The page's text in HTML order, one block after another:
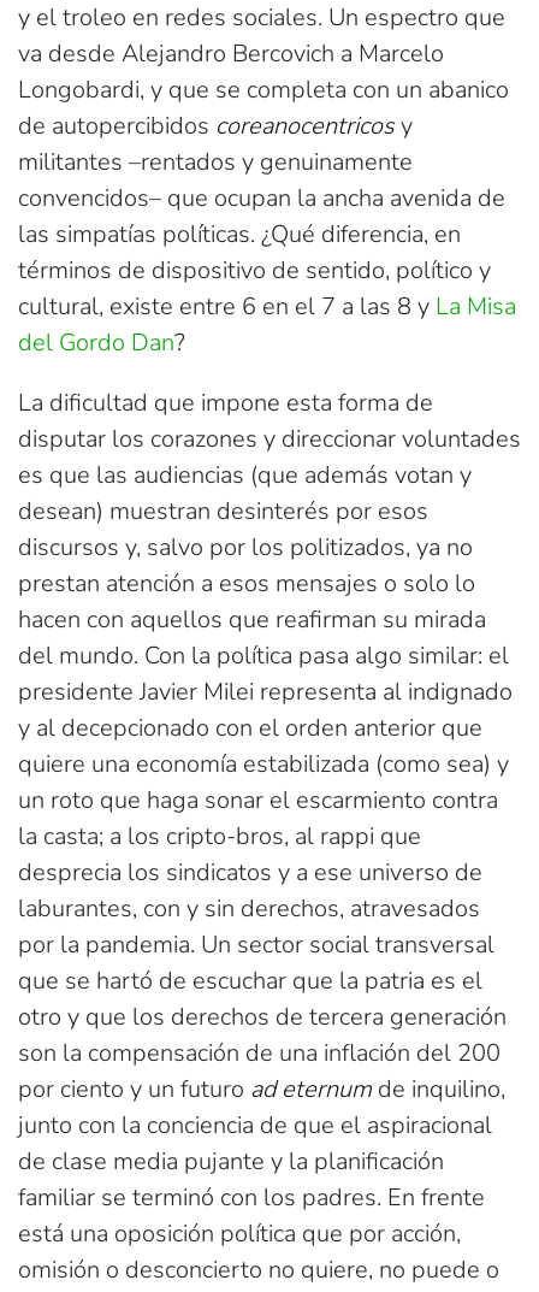
y el troleo en redes sociales. Un espectro que
va desde Alejandro Bercovich a Marcelo
Longobardi, y que se completa con un abanico
de autopercibidos coreanocentricosy
militantes –rentados y genuinamente
convencidos– que ocupan la ancha avenida de
las simpatías políticas. ¿Qué diferencia, en
términos de dispositivo de sentido, político y
cultural, existe entre 6 en el 7 a las 8 y La Misa
del Gordo Dan?
La dificultad que impone esta forma de
disputar los corazones y direccionar voluntades
es que las audiencias (que además votan y
desean) muestran desinterés por esos
discursos y, salvo por los politizados, ya no
prestan atención a esos mensajes o solo lo
hacen con aquellos que reafirman su mirada
del mundo. Con la política pasa algo similar: el
presidente Javier Milei representa al indignado
y al decepcionado con el orden anterior que
quiere una economía estabilizada (como sea) y
un roto que haga sonar el escarmiento contra
la casta; a los cripto-bros, al rappi que
desprecia los sindicatos y a ese universo de
laburantes, con y sin derechos, atravesados
por la pandemia. Un sector social transversal
que se hartó de escuchar que la patria es el
otro y que los derechos de tercera generación
son la compensación de una inflación del 200
por ciento y un futuro ad eternum de inquilino,
junto con la conciencia de que el aspiracional
de clase media pujante y la planificación
familiar se terminó con los padres. En frente
está una oposición política que por acción,
omisión o desconcierto no quiere, no puede o